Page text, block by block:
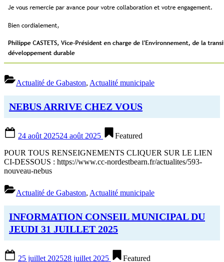
Actualité de Gabaston, Actualité municipale
NEBUS ARRIVE CHEZ VOUS
on
24 août 202524 août 2025
Featured
POUR TOUS RENSEIGNEMENTS CLIQUER SUR LE LIEN
CI-DESSOUS : https://www.cc-nordestbearn.fr/actualites/593-
nouveau-nebus
Actualité de Gabaston, Actualité municipale
INFORMATION CONSEIL MUNICIPAL DU
JEUDI 31 JUILLET 2025
25 juillet 202528 juillet 2025
Featured